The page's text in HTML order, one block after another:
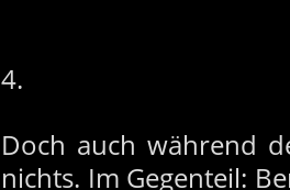
4.
Doch auch während
nichts. Im Gegenteil: